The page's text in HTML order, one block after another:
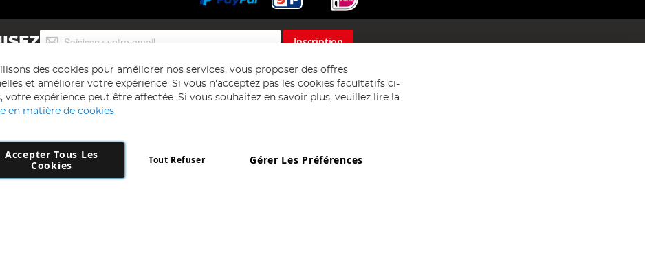
lettre
d’information
:
Inscription
Copyright 1997 - 2026AD NL B.V . Tous droits réservés.
des cookies pour améliorer nos services, vous proposer des offres
et améliorer votre expérience. Si vous n'acceptez pas les cookies facultatifs ci-
votre expérience peut être affectée. Si vous souhaitez en savoir plus, veuillez lire la
en matière de cookies
Accepter Tous Les
Cookies
Gérer Les Préférences
Tout Refuser